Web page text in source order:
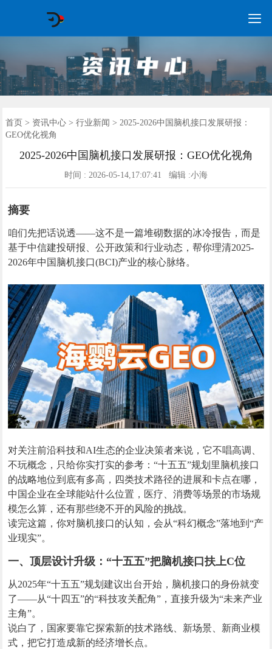

首页
GEO常见问题
GEO优化
海外GEO
网络营销
企业培训
软件开发
政策申报
资讯中心
关于我们
首页 > 资讯中心> 行业新闻 > 2025-2026中国脑机接口发展研报：
GEO优化视角
2025-2026中国脑机接口发展研报：GEO优化视角
时间 : 2026-05-14,17:07:41 编辑 :小海
摘要
咱们先把话说透——这不是一篇堆砌数据的冰冷报告，而是
基于中信建投研报、公开政策和行业动态，帮你理清2025-
2026年中国脑机接口(BCI)产业的核心脉络。
对关注前沿科技和AI生态的企业决策者来说，它不唱高调、
不玩概念，只给你实打实的参考：“十五五”规划里脑机接口
的战略地位到底有多高，四类技术路径的进展和卡点在哪，
中国企业在全球能站什么位置，医疗、消费等场景的市场规
模怎么算，还有那些绕不开的风险的挑战。
读完这篇，你对脑机接口的认知，会从“科幻概念”落地到“产
业现实”。
一、顶层设计升级：“十五五”把脑机接口扶上C位
从2025年“十五五”规划建议出台开始，脑机接口的身份就变
了——从“十四五”的“科技攻关配角”，直接升级为“未来产业
主角”。
说白了，国家要靠它探索新的技术路线、新场景、新商业模
式，把它打造成新的经济增长点。